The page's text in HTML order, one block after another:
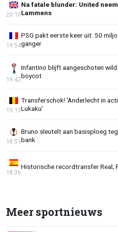
Na fatale blunder: United
Lammens
20:10
PSG pakt eerste keer uit: 50
ganger
19:54
Infantino blijft aangeschoten
boycot
19:42
Transferschok! 'Anderlecht in
Lukaku'
19:13
Bruno sleutelt aan basisploeg
bank
18:51
Historische recordtransfer Real;
18:36
Meer sportnieuws